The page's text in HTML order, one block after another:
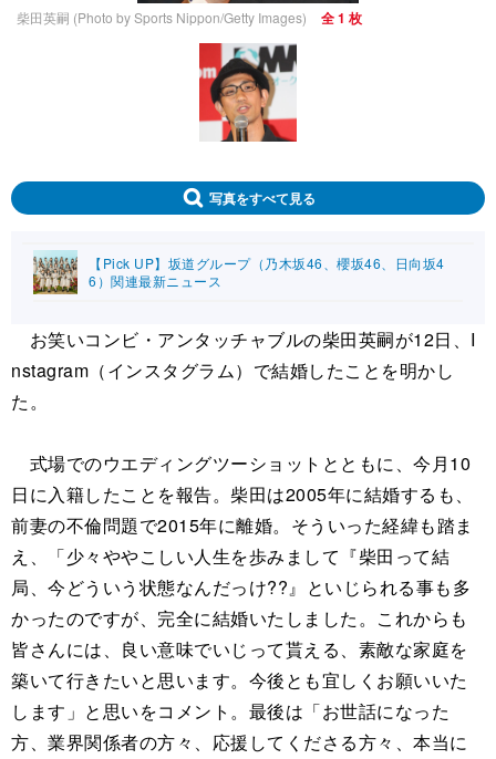
柴田英嗣 (Photo by Sports Nippon/Getty Images) 全 1 枚
写真をすべて見る
【Pick UP】坂道グループ（乃木坂46、櫻坂46、日向坂4
6）関連最新ニュース
お笑いコンビ・アンタッチャブルの柴田英嗣が12日、I
nstagram（インスタグラム）で結婚したことを明かし
た。
式場でのウエディングツーショットとともに、今月10
日に入籍したことを報告。柴田は2005年に結婚するも、
前妻の不倫問題で2015年に離婚。そういった経緯も踏ま
え、「少々ややこしい人生を歩みまして『柴田って結
局、今どういう状態なんだっけ??』といじられる事も多
かったのですが、完全に結婚いたしました。これからも
皆さんには、良い意味でいじって貰える、素敵な家庭を
築いて行きたいと思います。今後とも宜しくお願いいた
します」と思いをコメント。最後は「お世話になった
方、業界関係者の方々、応援してくださる方々、本当に